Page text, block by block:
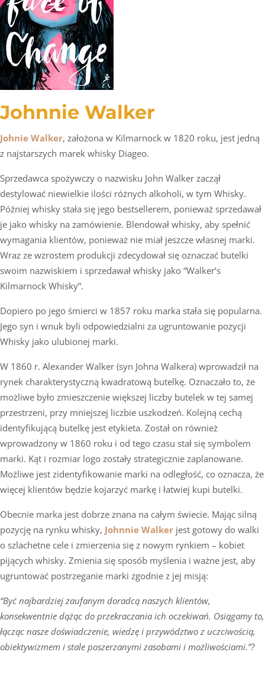
Johnnie Walker
Johnie Walker, założona w Kilmarnock w 1820 roku, jest jedną
z najstarszych marek whisky Diageo.
Sprzedawca spożywczy o nazwisku John Walker zaczął
destylować niewielkie ilości różnych alkoholi, w tym Whisky.
Później whisky stała się jego bestsellerem, ponieważ sprzedawał
je jako whisky na zamówienie. Blendował whisky, aby spełnić
wymagania klientów, ponieważ nie miał jeszcze własnej marki.
Wraz ze wzrostem produkcji zdecydował się oznaczać butelki
swoim nazwiskiem i sprzedawał whisky jako “Walker’s
Kilmarnock Whisky”.
Dopiero po jego śmierci w 1857 roku marka stała się popularna.
Jego syn i wnuk byli odpowiedzialni za ugruntowanie pozycji
Whisky jako ulubionej marki.
W 1860 r. Alexander Walker (syn Johna Walkera) wprowadził na
rynek charakterystyczną kwadratową butelkę. Oznaczało to, że
możliwe było zmieszczenie większej liczby butelek w tej samej
przestrzeni, przy mniejszej liczbie uszkodzeń. Kolejną cechą
identyfikującą butelkę jest etykieta. Został on również
wprowadzony w 1860 roku i od tego czasu stał się symbolem
marki. Kąt i rozmiar logo zostały strategicznie zaplanowane.
Możliwe jest zidentyfikowanie marki na odległość, co oznacza, że
więcej klientów będzie kojarzyć markę i łatwiej kupi butelki.
Obecnie marka jest dobrze znana na całym świecie. Mając silną
pozycję na rynku whisky, Johnnie Walker jest gotowy do walki
o szlachetne cele i zmierzenia się z nowym rynkiem – kobiet
pijących whisky. Zmienia się sposób myślenia i ważne jest, aby
ugruntować postrzeganie marki zgodnie z jej misją:
“Być najbardziej zaufanym doradcą naszych klientów,
konsekwentnie dążąc do przekraczania ich oczekiwań. Osiągamy to,
łącząc nasze doświadczenie, wiedzę i przywództwo z uczciwością,
obiektywizmem i stale poszerzanymi zasobami i możliwościami.”?